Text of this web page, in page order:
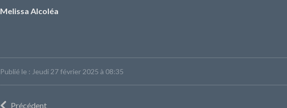
Melissa Alcoléa
Publié le : Jeudi 27 février 2025 à 08:35
Précédent